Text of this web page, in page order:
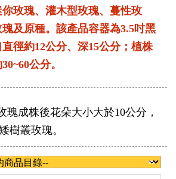
玫瑰、灌木型玫瑰、蔓性玫
及原種。該產品容器為3.5吋黑
徑約12公分、深15公分；植株
公分。
瑰成株後花朵大小大於10公分，
樹叢玫瑰。